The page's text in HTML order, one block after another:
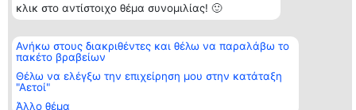
κλικ στο αντίστοιχο θέμα συνομιλίας! 🙂
Ανήκω στους διακριθέντες και θέλω να παραλάβω το
πακέτο βραβείων
Θέλω να ελέγξω την επιχείρηση μου στην κατάταξη
"Αετοί"
Άλλο θέμα
2104128019
email:
Μεθοδολογία
Όροι &
ΠΟΛΙΤΙΚΗ
ΑΠΟΡΡΗΤΟΥ